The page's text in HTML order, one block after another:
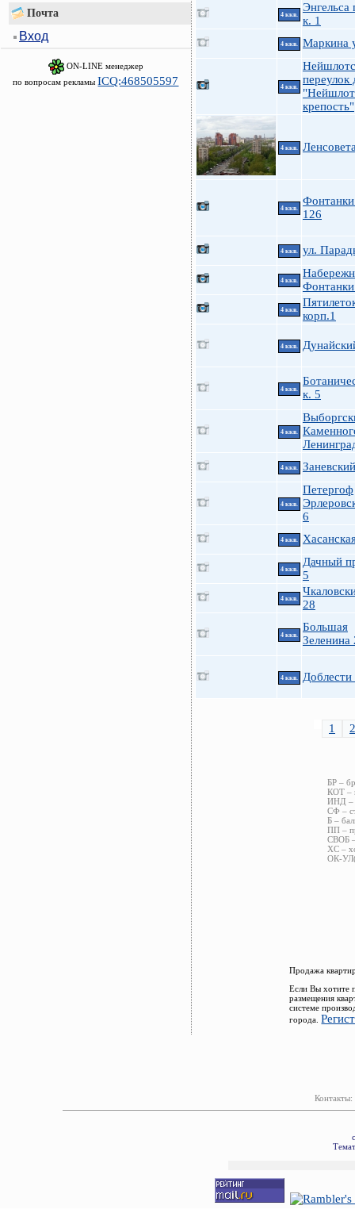
Почта
Вход
ON-LINE менеджер
по вопросам рекламы ICQ:468505597
4 ккв.
Энгельса
к. 1
4 ккв. Маркина
4 ккв.
крепость"
4 ккв.
4 ккв.
126
4 ккв. ул.
4 ккв.
4 ккв.
корп.1
4 ккв.
4 ккв.
к. 5
4 ккв.
4 ккв.
4 ккв.
Петергоф
6
4 ккв.
4 ккв.
Дачный
5
4 ккв.
28
4 ккв.
Большая
Зеленина
4 ккв.
1 2
БР –
КОТ –
ИНД –
СФ –
Б –
ПП –
СВОБ –
ХС –
ОК-
Продажа
Если Вы хотите
размещения
системе
города.
Контакты: